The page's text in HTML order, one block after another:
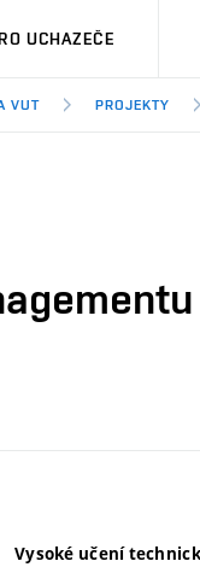
UCHAZEČE
VUT PROJEKTY
Vysoké učení